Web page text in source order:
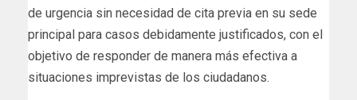
de urgencia sin necesidad de cita previa en su sede
principal para casos debidamente justificados, con el
objetivo de responder de manera más efectiva a
situaciones imprevistas de los ciudadanos.